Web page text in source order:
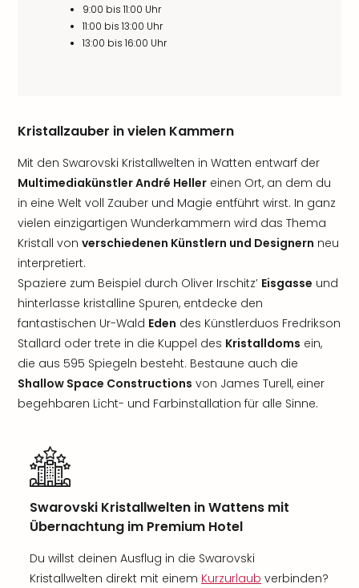
9:00 bis 11:00 Uhr
11:00 bis 13:00 Uhr
13:00 bis 16:00 Uhr
Kristallzauber in vielen Kammern
Mit den Swarovski Kristallwelten in Watten entwarf der
Multimediakünstler André Heller einen Ort, an dem du
in eine Welt voll Zauber und Magie entführt wirst. In ganz
vielen einzigartigen Wunderkammern wird das Thema
Kristall von verschiedenen Künstlern und Designern neu
interpretiert.
Spaziere zum Beispiel durch Oliver Irschitz’ Eisgasse und
hinterlasse kristalline Spuren, entdecke den
fantastischen Ur-Wald Eden des Künstlerduos Fredrikson
Stallard oder trete in die Kuppel des Kristalldoms ein,
die aus 595 Spiegeln besteht. Bestaune auch die
Shallow Space Constructions von James Turell, einer
begehbaren Licht- und Farbinstallation für alle Sinne.
Swarovski Kristallwelten in Wattens mit
Übernachtung im Premium Hotel
Du willst deinen Ausflug in die Swarovski
Kristallwelten direkt mit einem Kurzurlaub verbinden?